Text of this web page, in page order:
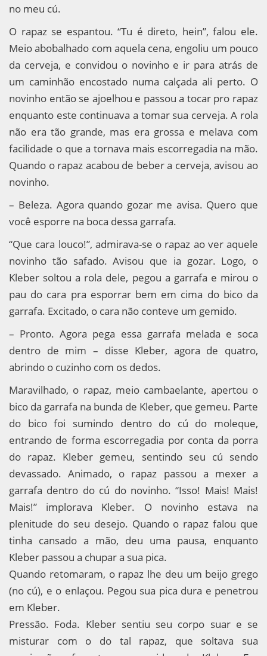
no meu cú.
O rapaz se espantou. “Tu é direto, hein”, falou ele.
Meio abobalhado com aquela cena, engoliu um pouco
da cerveja, e convidou o novinho e ir para atrás de
um caminhão encostado numa calçada ali perto. O
novinho então se ajoelhou e passou a tocar pro rapaz
enquanto este continuava a tomar sua cerveja. A rola
não era tão grande, mas era grossa e melava com
facilidade o que a tornava mais escorregadia na mão.
Quando o rapaz acabou de beber a cerveja, avisou ao
novinho.
– Beleza. Agora quando gozar me avisa. Quero que
você esporre na boca dessa garrafa.
“Que cara louco!”, admirava-se o rapaz ao ver aquele
novinho tão safado. Avisou que ia gozar. Logo, o
Kleber soltou a rola dele, pegou a garrafa e mirou o
pau do cara pra esporrar bem em cima do bico da
garrafa. Excitado, o cara não conteve um gemido.
– Pronto. Agora pega essa garrafa melada e soca
dentro de mim – disse Kleber, agora de quatro,
abrindo o cuzinho com os dedos.
Maravilhado, o rapaz, meio cambaelante, apertou o
bico da garrafa na bunda de Kleber, que gemeu. Parte
do bico foi sumindo dentro do cú do moleque,
entrando de forma escorregadia por conta da porra
do rapaz. Kleber gemeu, sentindo seu cú sendo
devassado. Animado, o rapaz passou a mexer a
garrafa dentro do cú do novinho. “Isso! Mais! Mais!
Mais!” implorava Kleber. O novinho estava na
plenitude do seu desejo. Quando o rapaz falou que
tinha cansado a mão, deu uma pausa, enquanto
Kleber passou a chupar a sua pica.
Quando retomaram, o rapaz lhe deu um beijo grego
(no cú), e o enlaçou. Pegou sua pica dura e penetrou
em Kleber.
Pressão. Foda. Kleber sentiu seu corpo suar e se
misturar com o do tal rapaz, que soltava sua